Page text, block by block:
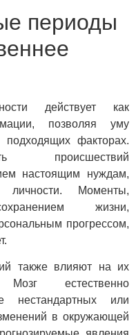
периоды
действует как
позволяя уму
подходящих факторах.
происшествий
настоящим нуждам,
Моменты,
жизни,
прогрессом,
также влияют на их
естественно
нестандартных или
в окружающей